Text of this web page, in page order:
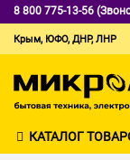
8 800 775-13-56
Крым, ЮФО, ДНР, ЛНР
КАТАЛОГ